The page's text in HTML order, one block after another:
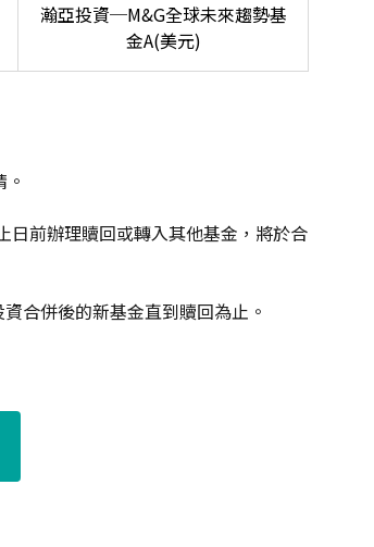
瀚亞投資─M&G全球未來趨勢基
金A(美元)
日前辦理贖回或轉入其他基金，將於合
合併後的新基金直到贖回為止。